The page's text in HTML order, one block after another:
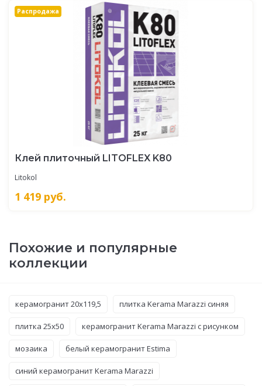
Распродажа
Клей плиточный LITOFLEX K80
Litokol
1 419 руб.
Похожие и популярные
коллекции
керамогранит 20x119,5 плитка Kerama Marazzi синяя
плитка 25x50 керамогранит Kerama Marazzi с рисунком
мозаика белый керамогранит Estima
синий керамогранит Kerama Marazzi